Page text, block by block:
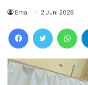
Erna 2 Juni 2026
FacebookTwitter